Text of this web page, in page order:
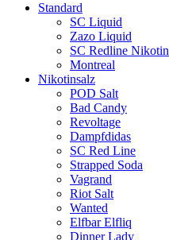
Standard
SC Liquid
Zazo Liquid
SC Redline Nikotin
Montreal
Nikotinsalz
POD Salt
Bad Candy
Revoltage
Dampfdidas
SC Red Line
Strapped Soda
Vagrand
Riot Salt
Wanted
Elfbar Elfliq
Dinner Lady